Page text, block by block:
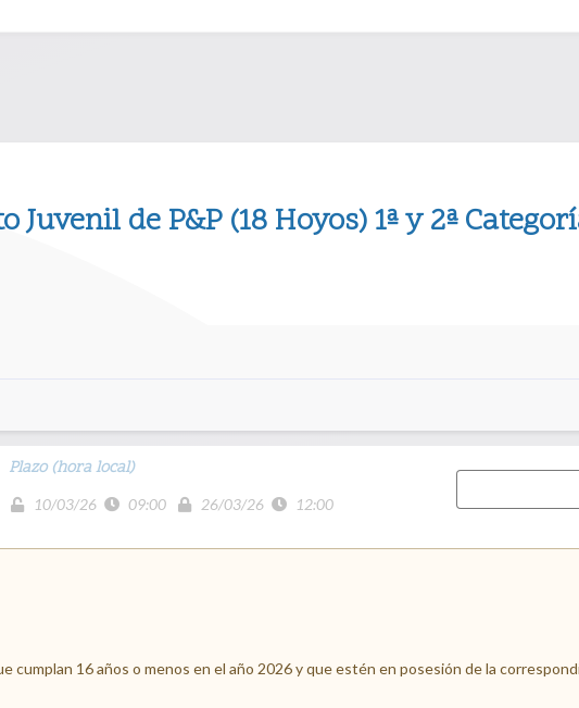
Juvenil de P&P (18 Hoyos) 1ª y 2ª
Plazo (hora local)
10/03/26 09:00 26/03/26 12:00
cumplan 16 años o menos en el año 2026 y que estén en posesión de la